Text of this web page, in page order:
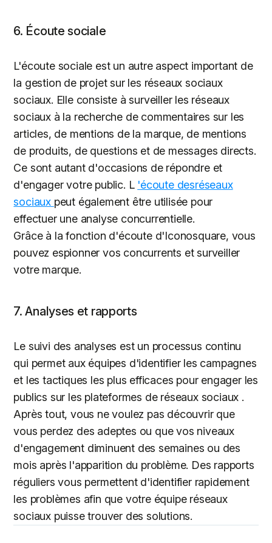
6. Écoute sociale
L'écoute sociale est un autre aspect important de
la gestion de projet sur les réseaux sociaux
sociaux. Elle consiste à surveiller les réseaux
sociaux à la recherche de commentaires sur les
articles, de mentions de la marque, de mentions
de produits, de questions et de messages directs.
Ce sont autant d'occasions de répondre et
d'engager votre public. L 'écoute desréseaux
sociaux peut également être utilisée pour
effectuer une analyse concurrentielle.
Grâce à la fonction d'écoute d'Iconosquare, vous
pouvez espionner vos concurrents et surveiller
votre marque.
7. Analyses et rapports
Le suivi des analyses est un processus continu
qui permet aux équipes d'identifier les campagnes
et les tactiques les plus efficaces pour engager les
publics sur les plateformes de réseaux sociaux .
Après tout, vous ne voulez pas découvrir que
vous perdez des adeptes ou que vos niveaux
d'engagement diminuent des semaines ou des
mois après l'apparition du problème. Des rapports
réguliers vous permettent d'identifier rapidement
les problèmes afin que votre équipe réseaux
sociaux puisse trouver des solutions.